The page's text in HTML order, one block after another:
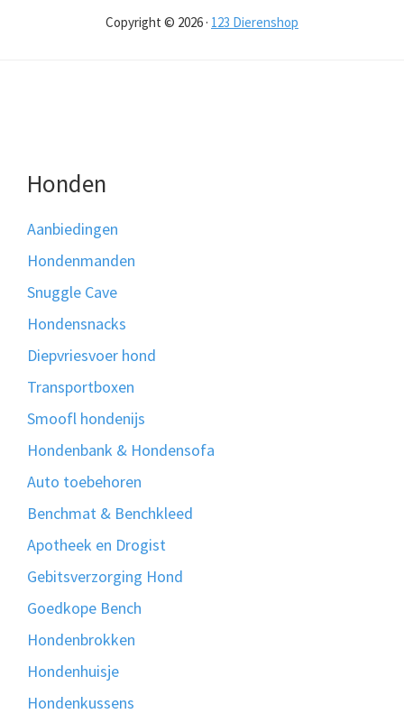
Copyright © 2026 · 123 Dierenshop
Honden
Aanbiedingen
Hondenmanden
Snuggle Cave
Hondensnacks
Diepvriesvoer hond
Transportboxen
Smoofl hondenijs
Hondenbank & Hondensofa
Auto toebehoren
Benchmat & Benchkleed
Apotheek en Drogist
Gebitsverzorging Hond
Goedkope Bench
Hondenbrokken
Hondenhuisje
Hondenkussens